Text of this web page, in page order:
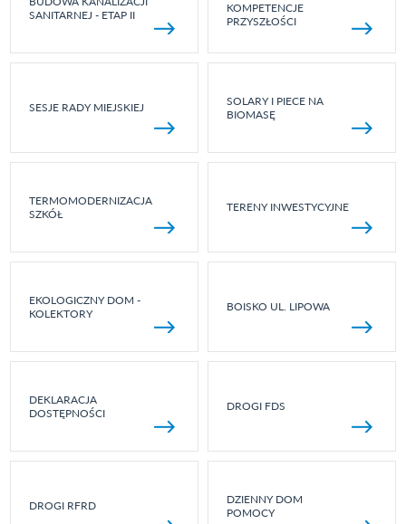
SANITARNEJ - ETAP II
KOMPETENCJE
PRZYSZŁOŚCI
SESJE RADY MIEJSKIEJ
SOLARY I PIECE NA
BIOMASĘ
TERMOMODERNIZACJA
SZKÓŁ
TERENY INWESTYCYJNE
EKOLOGICZNY DOM -
KOLEKTORY
BOISKO UL. LIPOWA
DEKLARACJA
DOSTĘPNOŚCI
DROGI FDS
DROGI RFRD
DZIENNY DOM
POMOCY